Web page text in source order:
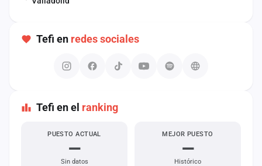
Tefi en redes sociales
Tefi en el ranking
PUESTO ACTUAL
—
Sin datos
MEJOR PUESTO
—
Histórico